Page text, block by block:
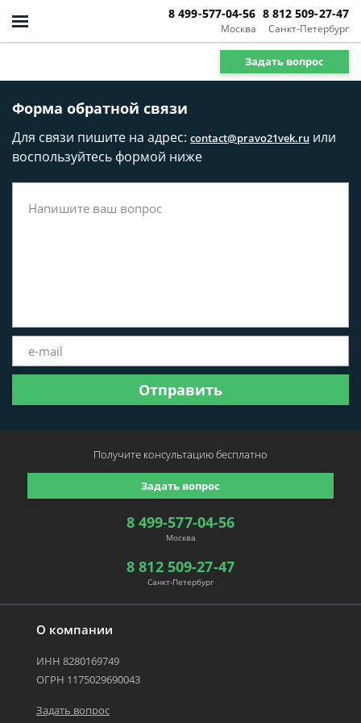
Москва
8 499-577-04-56
Санкт-Петербург
8 812 509-27-47
Задать вопрос
Форма обратной связи
Для связи пишите на адрес: contact@pravo21vek.ru или
воспользуйтесь формой ниже
Отправить
О компании
ИНН 8280169749
ОГРН 1175029690043
Задать вопрос
8 499-577-04-56
Москва
8 812 509-27-47
Санкт-Петербург
Задать вопрос
Получите консультациюбесплатно